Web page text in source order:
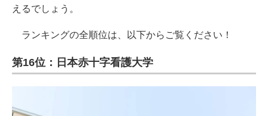
えるでしょう。
ランキングの全順位は、以下からご覧ください！
第16位：日本赤十字看護大学